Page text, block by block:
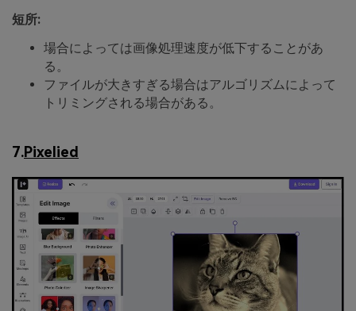
短所:
場合によっては画像処理速度が低下することがあ
る。
ファイルが大きすぎる場合はアルゴリズムによって
トリミングされる場合がある。
7.Pixelied